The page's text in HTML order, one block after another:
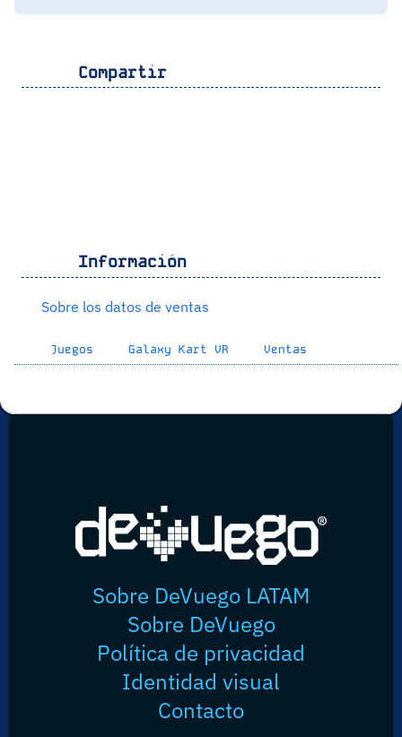
Compartir
Información
Sobre los datos de ventas
Juegos Galaxy Kart VR Ventas
Sobre DeVuego LATAM
Sobre DeVuego
Política de privacidad
Identidad visual
Contacto